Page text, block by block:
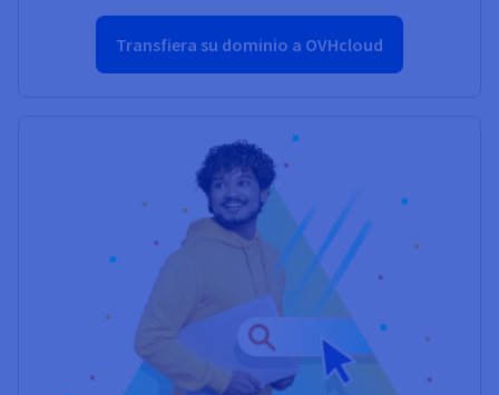
Transfiera su dominio a OVHcloud